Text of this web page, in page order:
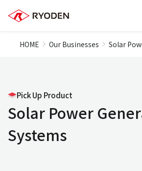
HOME Our Businesses Solar
Pick Up Product
Solar Power
Systems